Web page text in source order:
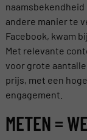
andere manier te
Facebook, kwam
Met relevante
voor grote
prijs, met een
engagement.
METEN =